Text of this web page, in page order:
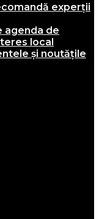
experții
agenda de
local
și noutățile